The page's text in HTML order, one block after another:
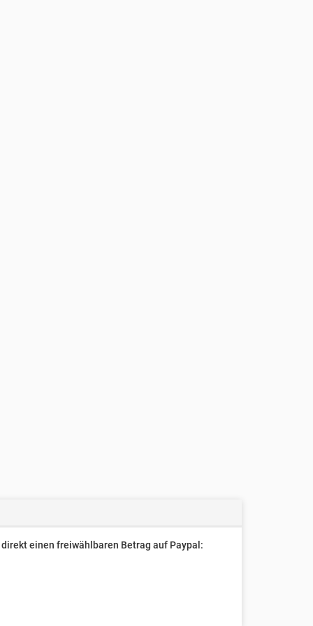
einen freiwählbaren Betrag auf Paypal: